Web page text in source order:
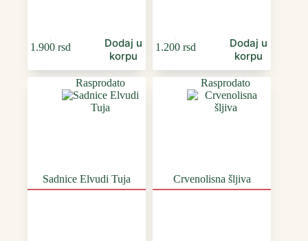
1.900 rsd
Dodaj u
korpu
1.200 rsd
Dodaj u
korpu
Rasprodato
Sadnice Elvudi Tuja
Rasprodato
Crvenolisna šljiva